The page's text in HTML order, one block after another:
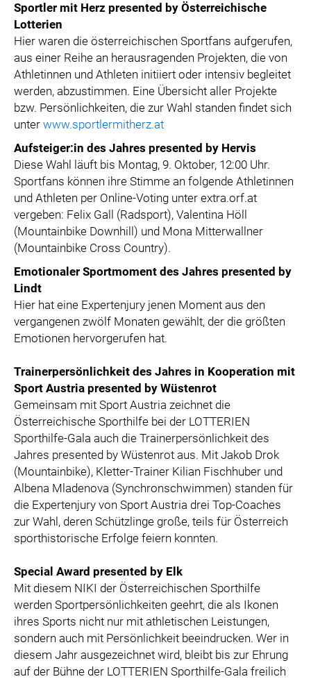
Sportler mit Herz presented by Österreichische
Lotterien
Hier waren die österreichischen Sportfans aufgerufen,
aus einer Reihe an herausragenden Projekten, die von
Athletinnen und Athleten initiiert oder intensiv begleitet
werden, abzustimmen. Eine Übersicht aller Projekte
bzw. Persönlichkeiten, die zur Wahl standen findet sich
unter www.sportlermitherz.at
Aufsteiger:in des Jahres presented by Hervis
Diese Wahl läuft bis Montag, 9. Oktober, 12:00 Uhr.
Sportfans können ihre Stimme an folgende Athletinnen
und Athleten per Online-Voting unter extra.orf.at
vergeben: Felix Gall (Radsport), Valentina Höll
(Mountainbike Downhill) und Mona Mitterwallner
(Mountainbike Cross Country).
Emotionaler Sportmoment des Jahres presented by
Lindt
Hier hat eine Expertenjury jenen Moment aus den
vergangenen zwölf Monaten gewählt, der die größten
Emotionen hervorgerufen hat.
Trainerpersönlichkeit des Jahres in Kooperation mit
Sport Austria presented by Wüstenrot
Gemeinsam mit Sport Austria zeichnet die
Österreichische Sporthilfe bei der LOTTERIEN
Sporthilfe-Gala auch die Trainerpersönlichkeit des
Jahres presented by Wüstenrot aus. Mit Jakob Drok
(Mountainbike), Kletter-Trainer Kilian Fischhuber und
Albena Mladenova (Synchronschwimmen) standen für
die Expertenjury von Sport Austria drei Top-Coaches
zur Wahl, deren Schützlinge große, teils für Österreich
sporthistorische Erfolge feiern konnten.
Special Award presented by Elk
Mit diesem NIKI der Österreichischen Sporthilfe
werden Sportpersönlichkeiten geehrt, die als Ikonen
ihres Sports nicht nur mit athletischen Leistungen,
sondern auch mit Persönlichkeit beeindrucken. Wer in
diesem Jahr ausgezeichnet wird, bleibt bis zur Ehrung
auf der Bühne der LOTTERIEN Sporthilfe-Gala freilich